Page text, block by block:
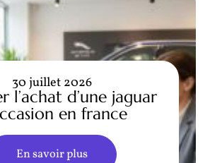
l’achat d’une jaguar
en france
30 juillet 2026
En savoir plus